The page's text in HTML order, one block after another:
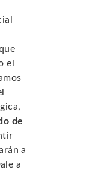
el
de
a
a